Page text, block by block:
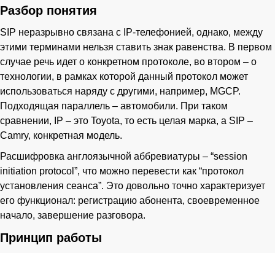
Разбор понятия
SIP неразрывно связана с IP-телефонией, однако, между
этими терминами нельзя ставить знак равенства. В первом
случае речь идет о конкретном протоколе, во втором – о
технологии, в рамках которой данный протокол может
использоваться наряду с другими, например, MGCP.
Подходящая параллель – автомобили. При таком
сравнении, IP – это Toyota, то есть целая марка, а SIP –
Camry, конкретная модель.
Расшифровка англоязычной аббревиатуры – “session
initiation protocol”, что можно перевести как “протокол
установления сеанса”. Это довольно точно характеризует
его функционал: регистрацию абонента, своевременное
начало, завершение разговора.
Принцип работы